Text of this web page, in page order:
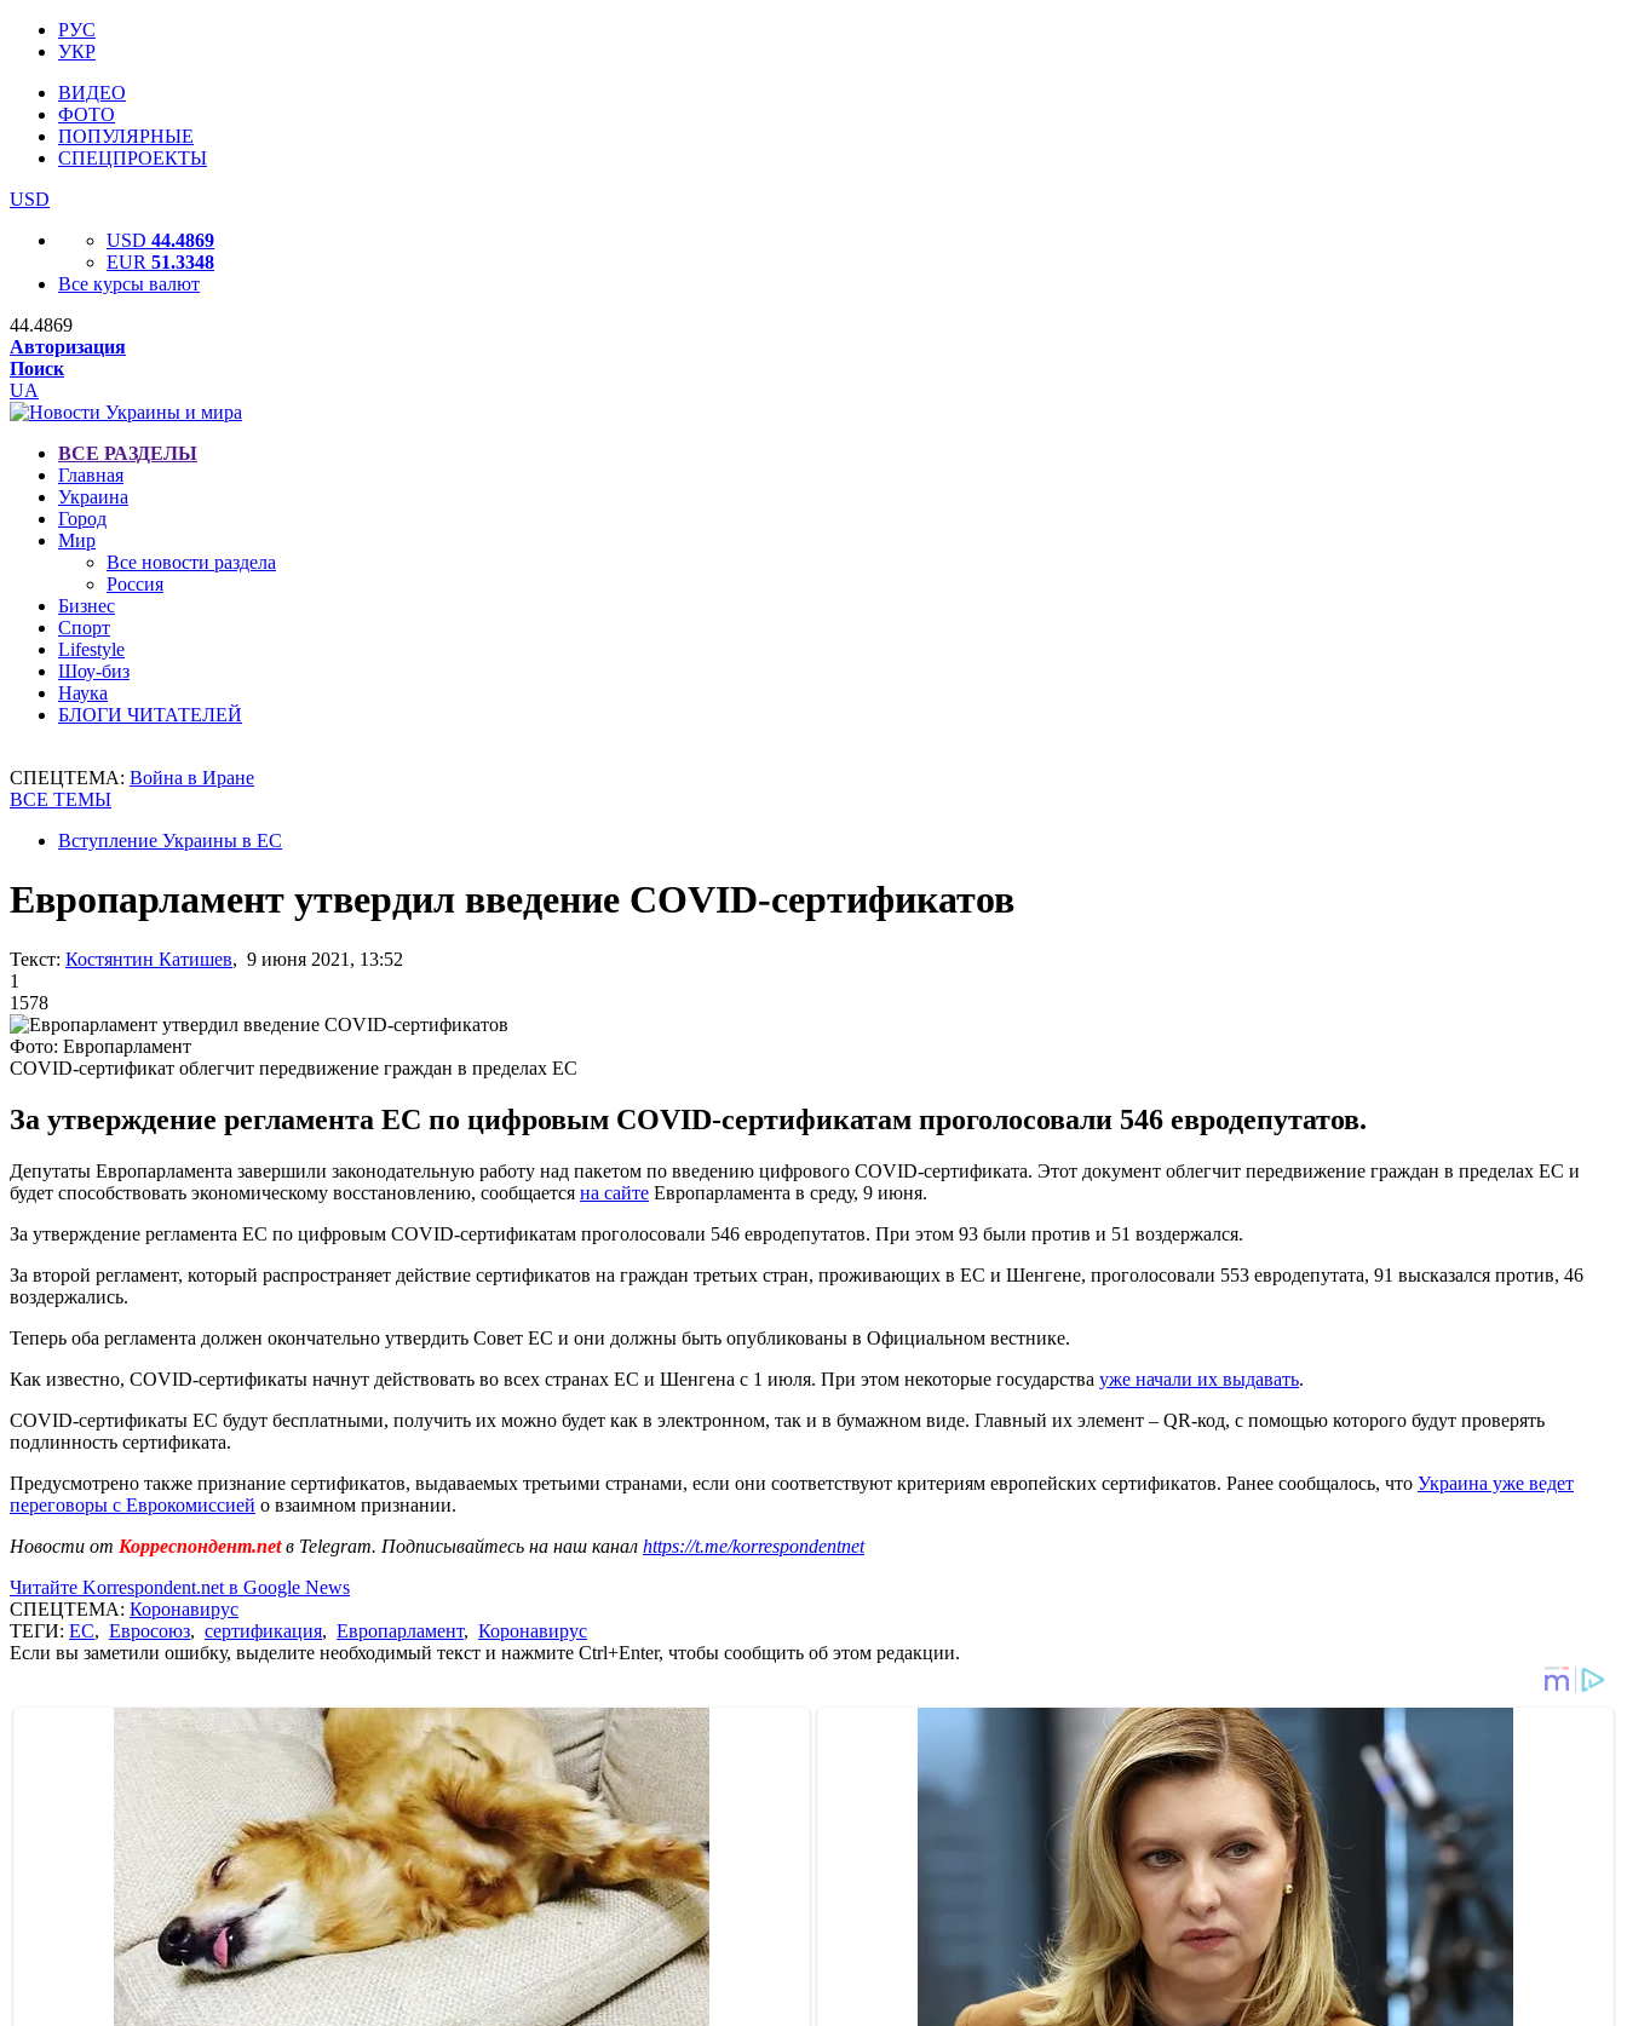
РУС
УКР
ВИДЕО
ФОТО
ПОПУЛЯРНЫЕ
СПЕЦПРОЕКТЫ
USD
USD 44.4869
EUR 51.3348
Все курсы валют
44.4869
Авторизация
Поиск
UA
ВСЕ РАЗДЕЛЫ
Главная
Украина
Город
Мир
Все новости раздела
Россия
Бизнес
Спорт
Lifestyle
Шоу-биз
Наука
БЛОГИ ЧИТАТЕЛЕЙ
СПЕЦТЕМА: Война в Иране
ВСЕ ТЕМЫ
Вступление Украины в ЕС
Европарламент утвердил введение COVID-сертификатов
Текст: Костянтин Катишев, 9 июня 2021, 13:52
1
1578
Фото: Европарламент
COVID-сертификат облегчит передвижение граждан в пределах ЕС
За утверждение регламента ЕС по цифровым COVID-сертификатам проголосовали 546 евродепутатов.
Депутаты Европарламента завершили законодательную работу над пакетом по введению цифрового COVID-сертификата. Этот документ облегчит передвижение граждан в пределах ЕС и
будет способствовать экономическому восстановлению, сообщается на сайте Европарламента в среду, 9 июня.
За утверждение регламента ЕС по цифровым COVID-сертификатам проголосовали 546 евродепутатов. При этом 93 были против и 51 воздержался.
За второй регламент, который распространяет действие сертификатов на граждан третьих стран, проживающих в ЕС и Шенгене, проголосовали 553 евродепутата, 91 высказался против, 46
воздержались.
Теперь оба регламента должен окончательно утвердить Совет ЕС и они должны быть опубликованы в Официальном вестнике.
Как известно, COVID-сертификаты начнут действовать во всех странах ЕС и Шенгена с 1 июля. При этом некоторые государства уже начали их выдавать.
COVID-сертификаты ЕС будут бесплатными, получить их можно будет как в электронном, так и в бумажном виде. Главный их элемент – QR-код, с помощью которого будут проверять
подлинность сертификата.
Предусмотрено также признание сертификатов, выдаваемых третьими странами, если они соответствуют критериям европейских сертификатов. Ранее сообщалось, что Украина уже ведет
переговоры с Еврокомиссией о взаимном признании.
Новости от Корреспондент.netв Telegram. Подписывайтесь на наш канал https://t.me/korrespondentnet
Читайте Korrespondent.net в Google News
СПЕЦТЕМА: Коронавирус
ТЕГИ: ЕС, Евросоюз, сертификация, Европарламент, Коронавирус
Если вы заметили ошибку, выделите необходимый текст и нажмите Ctrl+Enter, чтобы сообщить об этом редакции.